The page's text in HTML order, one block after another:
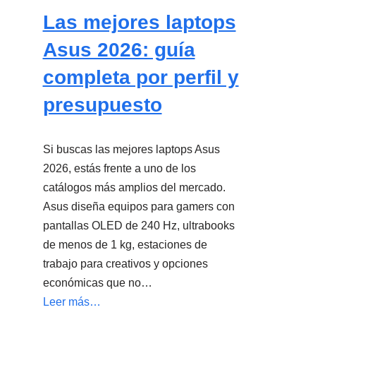
Las mejores laptops
Asus 2026: guía
completa por perfil y
presupuesto
Si buscas las mejores laptops Asus
2026, estás frente a uno de los
catálogos más amplios del mercado.
Asus diseña equipos para gamers con
pantallas OLED de 240 Hz, ultrabooks
de menos de 1 kg, estaciones de
trabajo para creativos y opciones
económicas que no…
Leer más…